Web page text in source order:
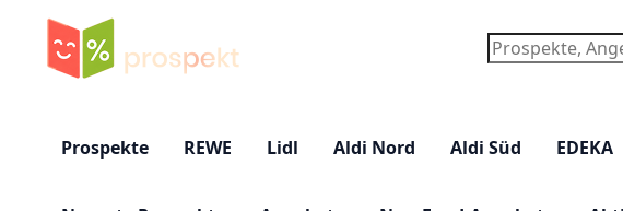
Suchen
Prospekte REWE Lidl Aldi Nord Aldi Süd EDEKA